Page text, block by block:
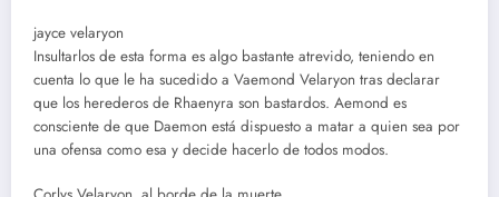
jayce velaryon
Insultarlos de esta forma es algo bastante atrevido, teniendo en
cuenta lo que le ha sucedido a Vaemond Velaryon tras declarar
que los herederos de Rhaenyra son bastardos. Aemond es
consciente de que Daemon está dispuesto a matar a quien sea por
una ofensa como esa y decide hacerlo de todos modos.